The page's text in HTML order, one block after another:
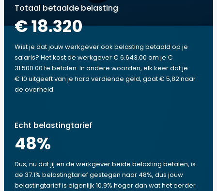
Totaal betaalde belasting
€ 18.320
Wist je dat jouw werkgever ook belasting betaald op je
salaris? Het kost de werkgever € 6.643.00 om je €
31.500.00 te betalen. In andere woorden, elk keer dat je
€ 10 uitgeeft van je hard verdiende geld, gaat € 5,82 naar
de overheid.
Echt belastingtarief
48%
Dus, nu dat jij en de werkgever beide belasting betalen, is
de 37.1% belastingtarief gestegen naar 48%, dus jouw
belastingtarief is eigenlijk 10.9% hoger dan wat het eerder